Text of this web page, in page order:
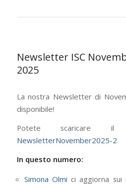
Newsletter ISC
2025
La nostra Newsletter di
disponibile!
Potete scaricare
NewsletterNovember2025-2
In questo numero:
Simona Olmi ci aggiorna sui